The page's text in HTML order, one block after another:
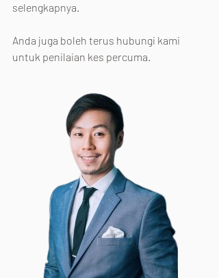
selengkapnya.
Anda juga boleh terus hubungi kami
untuk penilaian kes percuma.